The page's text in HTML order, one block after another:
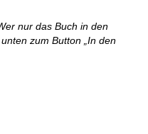
nur das Buch in den
zum Button „In den